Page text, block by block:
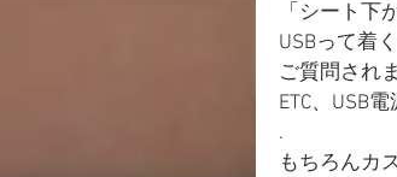
「シート下
USBって着
ご質問され
ETC、USB
.
もちろんカ